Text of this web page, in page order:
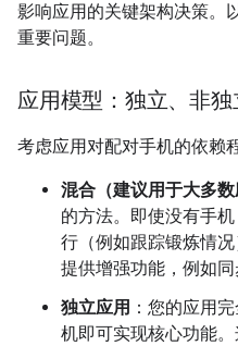
影响应用的关键架构决策。
重要问题。
应用模型：独立、非
考虑应用对配对手机的依赖
混合（建议用于大多数
的方法。即使没有手
行（例如跟踪锻炼情
提供增强功能，例如同
独立应用 ：您的应用
机即可实现核心功能